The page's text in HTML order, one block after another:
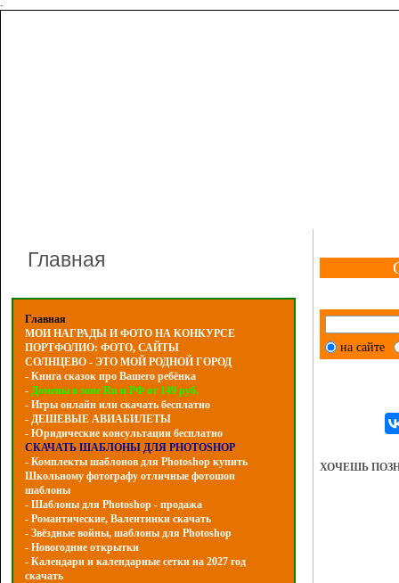
-
Главная
Главная
МОИ НАГРАДЫ И ФОТО НА КОНКУРСЕ
ПОРТФОЛИО: ФОТО, САЙТЫ
СОЛНЦЕВО - ЭТО МОЙ РОДНОЙ ГОРОД
- Книга сказок про Вашего ребёнка
- Домены в зоне Ru и РФ от 149 руб.
- Игры онлайн или скачать бесплатно
- ДЕШЕВЫЕ АВИАБИЛЕТЫ
- Юридические консультации бесплатно
СКАЧАТЬ ШАБЛОНЫ ДЛЯ PHOTOSHOP
- Комплекты шаблонов для Photoshop купить
Школьному фотографу отличные фотошоп
шаблоны
- Шаблоны для Photoshop - продажа
- Романтические, Валентинки скачать
- Звёздные войны, шаблоны для Photoshop
- Hовогодние открытки
- Календари и календарные сетки на 2027 год
скачать
на сайте
ХОЧЕШЬ